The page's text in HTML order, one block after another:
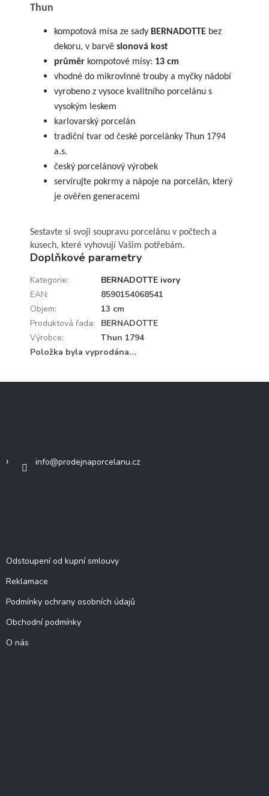
Thun
kompotová mísa ze sady BERNADOTTE bez
dekoru, v barvě slonová kost
průměr kompotové mísy: 13 cm
vhodné do mikrovlnné trouby a myčky nádobí
vyrobeno z vysoce kvalitního porcelánu s
vysokým leskem
karlovarský porcelán
tradiční tvar od české porcelánky Thun 1794
a.s.
český porcelánový výrobek
servírujte pokrmy a nápoje na porcelán, který
je ověřen generacemi
Sestavte si svoji soupravu porcelánu v počtech a
kusech, které vyhovují Vašim potřebám.
Doplňkové parametry
Kategorie:
BERNADOTTE ivory
EAN:
8590154068541
Objem:
13 cm
Produktová řada:
BERNADOTTE
Výrobce:
Thun 1794
Položka byla vyprodána…
info@prodejnaporcelanu.cz
Odstoupení od kupní smlouvy
Reklamace
Podmínky ochrany osobních údajů
Obchodní podmínky
O nás